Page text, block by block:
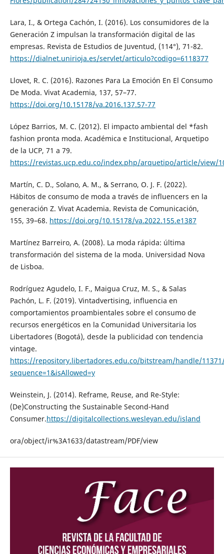
Lara, I., & Ortega Cachón, I. (2016). Los consumidores de la
Generación Z impulsan la transformación digital de las
empresas. Revista de Estudios de Juventud, (114°), 71-82.
https://dialnet.unirioja.es/servlet/articulo?codigo=6118377
Llovet, R. C. (2016). Razones Para La Emoción En El Consumo
De Moda. Vivat Academia, 137, 57–77.
https://doi.org/10.15178/va.2016.137.57-77
López Barrios, M. C. (2012). El impacto ambiental del *fash
fashion pronta moda. Académica e Institucional, Arquetipo
de la UCP, 71 a 79.
https://revistas.ucp.edu.co/index.php/arquetipo/article/view/
Martín, C. D., Solano, A. M., & Serrano, O. J. F. (2022).
Hábitos de consumo de moda a través de influencers en la
generación Z. Vivat Academia. Revista de Comunicación,
155, 39–68. https://doi.org/10.15178/va.2022.155.e1387
Martínez Barreiro, A. (2008). La moda rápida: última
transformación del sistema de la moda. Universidad Nova
de Lisboa.
Rodríguez Agudelo, I. F., Maigua Cruz, M. S., & Salas
Pachón, L. F. (2019). Vintadvertising, influencia en
comportamientos proambientales sobre el consumo de
recursos energéticos en la Comunidad Universitaria los
Libertadores (Bogotá), desde la publicidad con tendencia
vintage.
https://repository.libertadores.edu.co/bitstream/handle/11371/
sequence=1&isAllowed=y
Weinstein, J. (2014). Reframe, Reuse, and Re-Style:
(De)Constructing the Sustainable Second-Hand
Consumer.https://digitalcollections.wesleyan.edu/island
ora/object/ir%3A1633/datastream/PDF/view